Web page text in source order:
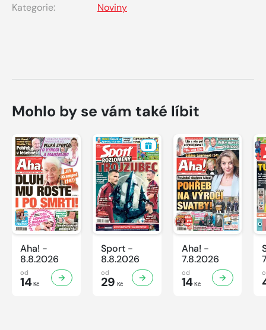
Kategorie:
Noviny
Mohlo by se vám také líbit
Aha! -
8.8.2026
od
14Kč
Sport -
8.8.2026
od
29 Kč
Aha! -
7.8.2026
od
14Kč